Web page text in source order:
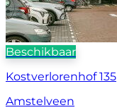
Beschikbaar
Kostverlorenhof 135
Amstelveen